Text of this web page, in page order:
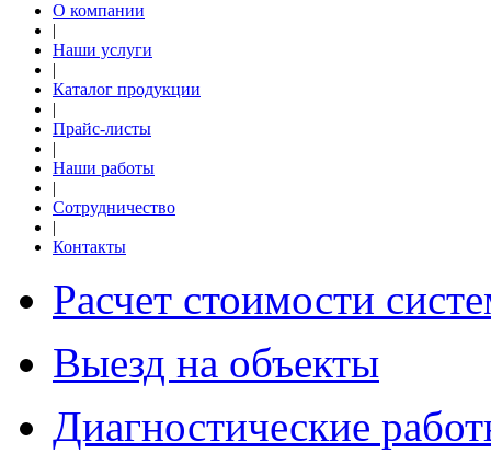
О компании
|
Наши услуги
|
Каталог продукции
|
Прайс-листы
|
Наши работы
|
Сотрудничество
|
Контакты
Расчет стоимости
Выезд на объекты
Диагностические